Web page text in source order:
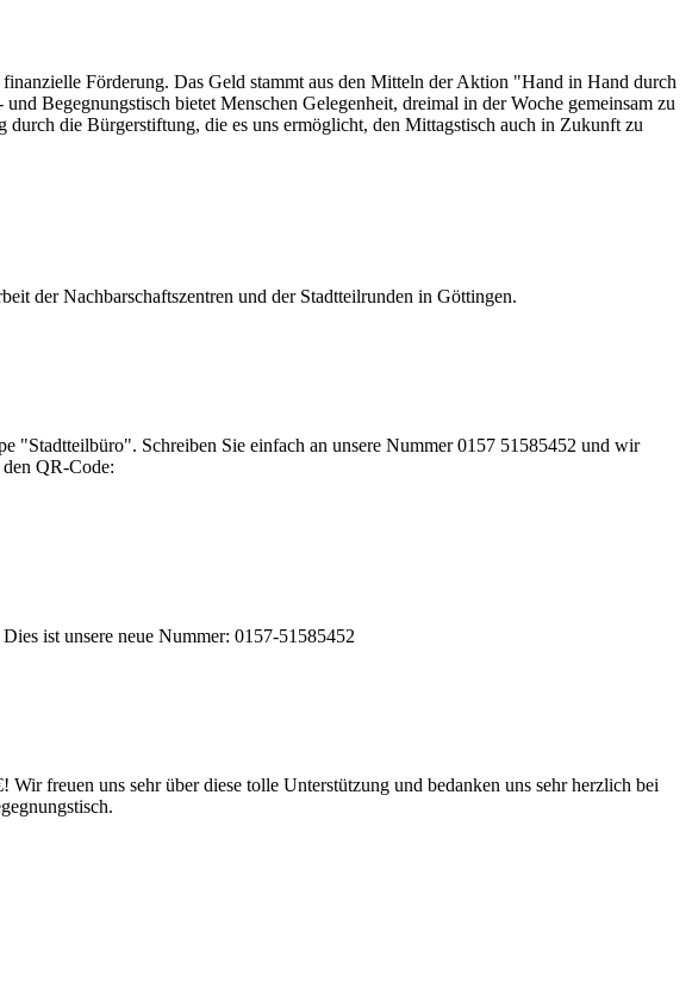
Förderung. Das Geld stammt aus den Mitteln der Aktion "Hand in Hand durch
Begegnungstisch bietet Menschen Gelegenheit, dreimal in der Woche gemeinsam zu
die Bürgerstiftung, die es uns ermöglicht, den Mittagstisch auch in Zukunft zu
der Nachbarschaftszentren und der Stadtteilrunden in Göttingen.
"Stadtteilbüro". Schreiben Sie einfach an unsere Nummer 0157 51585452 und wir
QR-Code:
ist unsere neue Nummer: 0157-51585452
freuen uns sehr über diese tolle Unterstützung und bedanken uns sehr herzlich bei